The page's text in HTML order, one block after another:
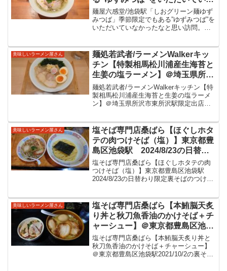
かったなと思い訪問。ユーグレナ
配合のグリーン麺と優しいスープ
に提供直前に削る香り豊かな柚子
ました。
麺屋六感堂/池袋駅「しおグリーン麺ゆず
みつば」季節限定でもある”ゆずみつば”を
いただいていなかったなと思い訪問。ユ
味が美味しい一杯をいただきました。麺
屋六感堂/池袋駅池...
美味しいラーメン屋さん
麺処若武者/ラーメンWalkerキッ
チン【特製相馬松川浦産生海苔と
生姜の塩ラーメン】＠埼玉県所沢
市東所沢駅 限定出店（現在終
了）の若武者さんにて限定を。鶏
と貝の旨味と共に生海苔と生姜の
だきました。
麺処若武者/ラーメンWalkerキッチン【特
製相馬松川浦産生海苔と生姜の塩ラーメ
ン】＠埼玉県所沢市東所沢駅限定出店
セントが美味しい限定をいただきまし
た。麺処若武者/ラー...
美味しいラーメン屋さん
塩そば専門店桑ばら【ほぐしホタ
テの肉つけそば（塩）】東京都豊
島区池袋駅 2024/8/23の日替わ
り限定裏そばのつけ麺
塩そば専門店桑ばら【ほぐしホタテの肉
つけそば（塩）】東京都豊島区池袋駅
2024/8/23の日替わり限定裏そばのつけ麺
池袋駅からも徒歩圏内の立地です。池袋
駅から見てサンシ...
美味しいラーメン屋さん
塩そば専門店桑ばら【本鮪脳天炙
り丼と秋刀魚香油のかけそば＋チ
ャーシュー】＠東京都豊島区池袋
駅 2021/10/2の裏そば。希少部
位の美味しい鮪丼と、いつもとこ
となる油と麺で表情が変わった美
塩そば専門店桑ばら【本鮪脳天炙り丼と
秋刀魚香油のかけそば＋チャーシュー】
＠東京都豊島区池袋駅2021/10/2の裏そ